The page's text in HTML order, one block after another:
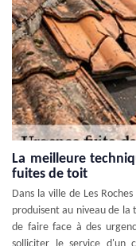
La meilleure
fuites de toit
Dans la ville de Les
produisent au niveau de
de faire face à des